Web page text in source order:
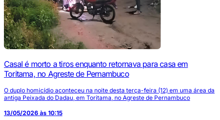
Casal é morto a tiros enquanto retornava para casa em
Toritama, no Agreste de Pernambuco
O duplo homicídio aconteceu na noite desta terça-feira (12) em uma área da
antiga Peixada do Dadau, em Toritama, no Agreste de Pernambuco
13/05/2026 às 10:15